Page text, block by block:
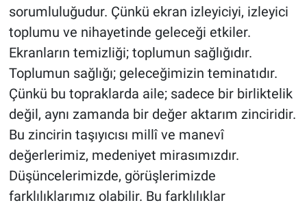
sorumluluğudur. Çünkü ekran izleyiciyi, izleyici
toplumu ve nihayetinde geleceği etkiler.
Ekranların temizliği; toplumun sağlığıdır.
Toplumun sağlığı; geleceğimizin teminatıdır.
Çünkü bu topraklarda aile; sadece bir birliktelik
değil, aynı zamanda bir değer aktarım zinciridir.
Bu zincirin taşıyıcısı millî ve manevî
değerlerimiz, medeniyet mirasımızdır.
Düşüncelerimizde, görüşlerimizde
farklılıklarımız olabilir. Bu farklılıklar